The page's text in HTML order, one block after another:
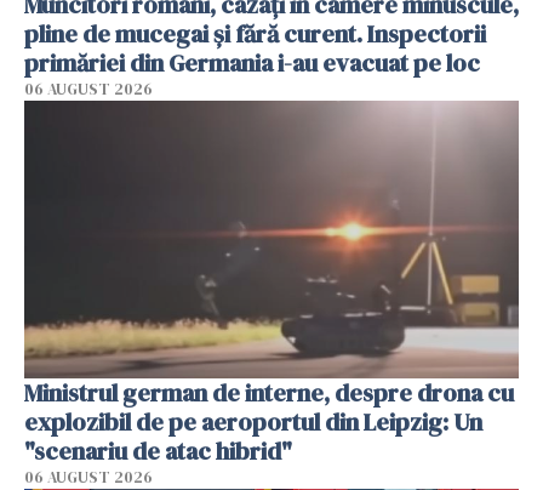
pline de mucegai și fără curent. Inspectorii
primăriei din Germania i-au evacuat pe loc
06 AUGUST 2026
Ministrul german de interne, despre drona cu
explozibil de pe aeroportul din Leipzig: Un
"scenariu de atac hibrid"
06 AUGUST 2026